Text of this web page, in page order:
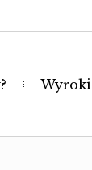
Wyroki